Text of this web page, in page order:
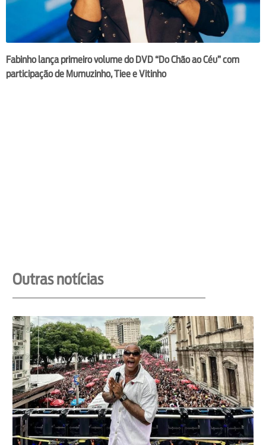
Fabinho lança primeiro volume do DVD “Do Chão ao Céu” com
participação de Mumuzinho, Tiee e Vitinho
Outras notícias